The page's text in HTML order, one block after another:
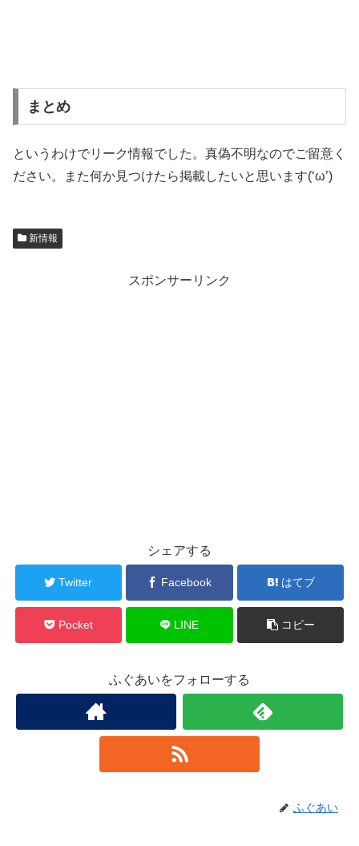
まとめ
というわけでリーク情報でした。真偽不明なのでご留意く
ださい。また何か見つけたら掲載したいと思います(‘ω’)
新情報
スポンサーリンク
シェアする
Twitter Facebook はてブ
Pocket LINE コピー
ふぐあいをフォローする
ふぐあい